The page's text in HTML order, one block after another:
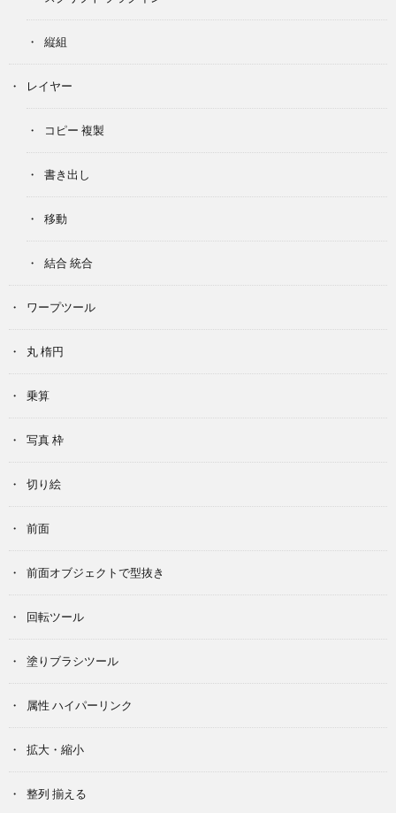
縦組
レイヤー
コピー 複製
書き出し
移動
結合 統合
ワープツール
丸 楕円
乗算
写真 枠
切り絵
前面
前面オブジェクトで型抜き
回転ツール
塗りブラシツール
属性 ハイパーリンク
拡大・縮小
整列 揃える